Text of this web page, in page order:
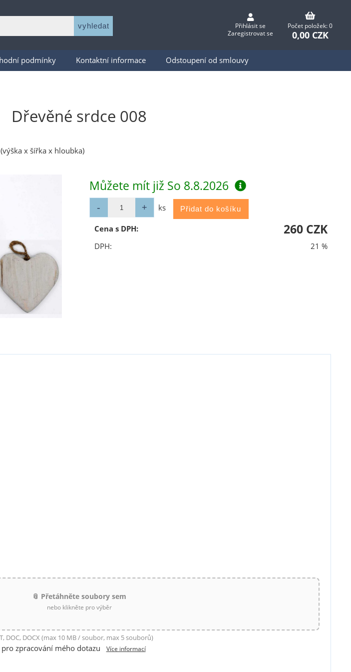
Přihlásit se
Zaregistrovat se
Počet položek: 0
0,00 CZK
podmínky Kontaktní informace Odstoupení od smlouvy
Dřevěné srdce 008
x šířka x hloubka)
Můžete mít již So 8.8.2026
ks
Cena s DPH:
260 CZK
DPH: 21 %
📎 Přetáhněte soubory sem
nebo klikněte pro výběr
DOC, DOCX (max 10 MB / soubor, max 5 souborů)
zpracování mého dotazu Více informací